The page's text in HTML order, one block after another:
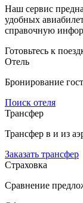
Наш сервис
удобных
справочную
Готовьтесь к
Отель
Бронирование
Поиск отеля
Трансфер
Трансфер в и из
Заказать трансфер
Страховка
Сравнение